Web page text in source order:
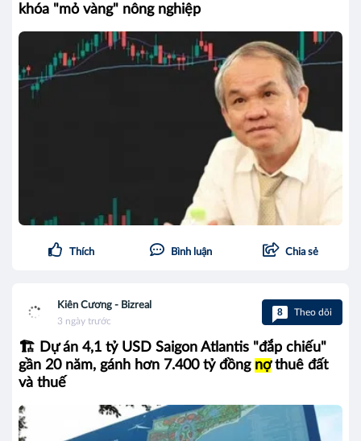
khóa "mỏ vàng" nông nghiệp
Thích Bình luận Chia sẻ
Kiên Cương - Bizreal
3 ngày trước
8 Theo dõi
🏗️ Dự án 4,1 tỷ USD Saigon Atlantis "đắp chiếu"
gần 20 năm, gánh hơn 7.400 tỷ đồng nợthuê đất
và thuế